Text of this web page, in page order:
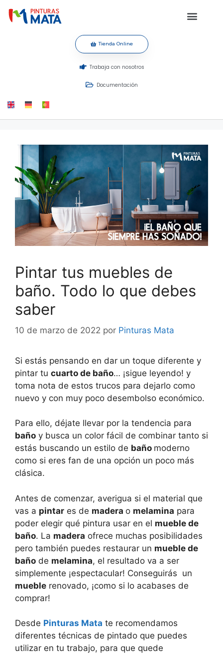
Tienda Online
Trabaja con nosotros
Documentación
Pintar tus muebles de
baño. Todo lo que debes
saber
10 de marzo de 2022 por Pinturas Mata
Si estás pensando en dar un toque diferente y
pintar tu cuarto de baño… ¡sigue leyendo! y
toma nota de estos trucos para dejarlo como
nuevo y con muy poco desembolso económico.
Para ello, déjate llevar por la tendencia para
baño y busca un color fácil de combinar tanto si
estás buscando un estilo de baño moderno
como si eres fan de una opción un poco más
clásica.
Antes de comenzar, averigua si el material que
vas a pintar es de madera o melamina para
poder elegir qué pintura usar en el mueble de
baño. La madera ofrece muchas posibilidades
pero también puedes restaurar un mueble de
baño de melamina, el resultado va a ser
simplemente ¡espectacular! Conseguirás un
mueble renovado, ¡como si lo acabases de
comprar!
Desde Pinturas Mata te recomendamos
diferentes técnicas de pintado que puedes
utilizar en tu trabajo, para que quede